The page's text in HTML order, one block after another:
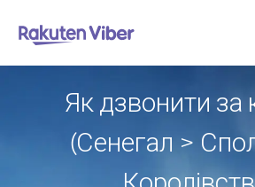
Як дзвонити за
(Сенегал >